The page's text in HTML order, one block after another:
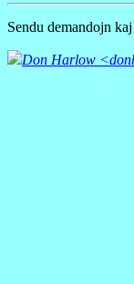
Sendu demandojn
Don Harlow